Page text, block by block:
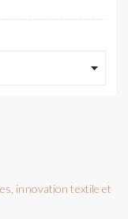
innovation textile et